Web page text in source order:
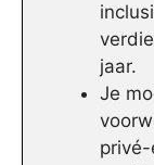
jaar.
Je